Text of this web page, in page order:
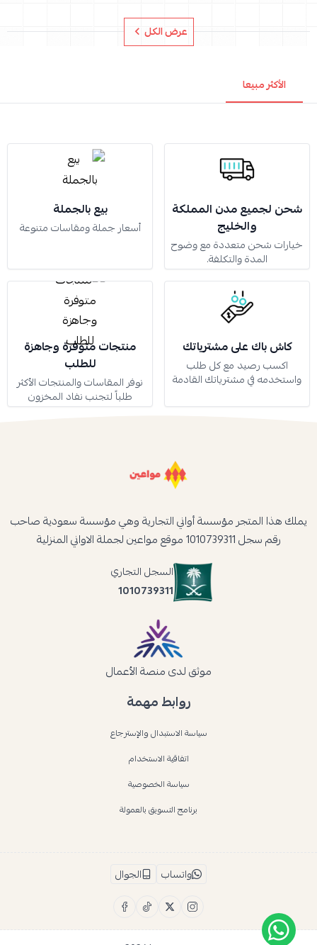
عرض الكل
الأكثر مبيعا
شحن لجميع مدن المملكة
والخليج
خيارات شحن متعددة مع وضوح
المدة والتكلفة.
بيع بالجملة
أسعار جملة ومقاسات متنوعة
كاش باك على مشترياتك
اكسب رصيد مع كل طلب
واستخدمه في مشترياتك القادمة
منتجات متوفرة وجاهزة
للطلب
نوفر المقاسات والمنتجات الأكثر
طلباً لتجنب نفاد المخزون
روابط مهمة
سياسة الاستبدال والإسترجاع
اتفاقية الاستخدام
سياسة الخصوصية
برنامج التسويق بالعمولة
يملك هذا المتجر مؤسسة أواني التجارية وهي مؤسسة سعودية صاحب
رقم سجل 1010739311 موقع مواعين لجملة الاواني المنزلية
السجل التجاري
1010739311
موثق لدى منصة الأعمال
واتساب الجوال